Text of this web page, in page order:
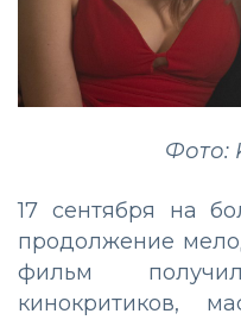
Фото:
17 сентября на
продолжение
фильм
кинокритиков,